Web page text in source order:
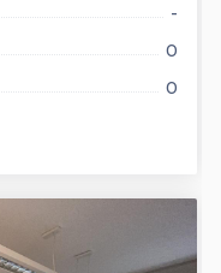
-
0
0